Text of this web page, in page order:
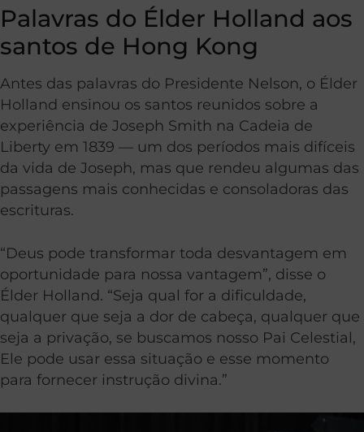
Palavras do Élder Holland aos
santos de Hong Kong
Antes das palavras do Presidente Nelson, o Élder
Holland ensinou os santos reunidos sobre a
experiência de Joseph Smith na Cadeia de
Liberty em 1839 — um dos períodos mais difíceis
da vida de Joseph, mas que rendeu algumas das
passagens mais conhecidas e consoladoras das
escrituras.
“Deus pode transformar toda desvantagem em
oportunidade para nossa vantagem”, disse o
Élder Holland. “Seja qual for a dificuldade,
qualquer que seja a dor de cabeça, qualquer que
seja a privação, se buscamos nosso Pai Celestial,
Ele pode usar essa situação e esse momento
para fornecer instrução divina.”